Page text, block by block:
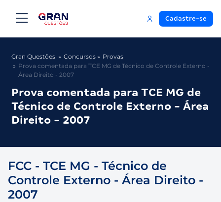
Cadastre-se
Gran Questões Concursos
Provas
Prova comentada para TCE MG de Técnico de Controle Externo -
Área Direito - 2007
Prova comentada para TCE MG de
Técnico de Controle Externo - Área
Direito - 2007
FCC - TCE MG - Técnico de
Controle Externo - Área Direito -
2007